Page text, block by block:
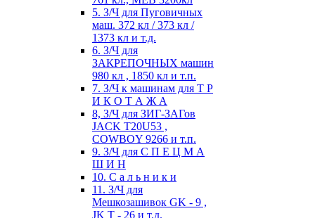
5. З/Ч для Пуговичных
маш. 372 кл / 373 кл /
1373 кл и т.д.
6. З/Ч для
ЗАКРЕПОЧНЫХ машин
980 кл , 1850 кл и т.п.
7. З/Ч к машинам для Т Р
И К О Т А Ж А
8, З/Ч для ЗИГ-ЗАГов
JACK Т20U53 ,
COWBOY 9266 и т.п.
9. З/Ч для С П Е Ц М А
Ш И Н
10. С а л ь н и к и
11. З/Ч для
Мешкозашивок GK - 9 ,
JK T - 26 и т.д.